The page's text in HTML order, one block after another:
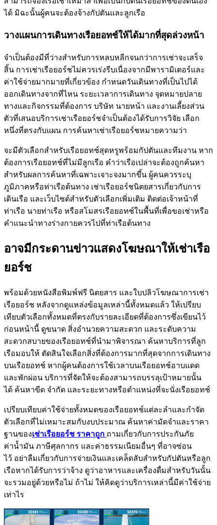
ได้ มิฉะนั้นผู้คนจะต้องจ้างกัปตันและลูกเรือ
วางแผนการเดินทางเรือยอทช์ให้ได้มากที่สุดล่วงหน้า
จำเป็นต้องมีที่ว่างสำหรับการหลบหลีกจนกว่าการเช่าจะเสร็จ
สิ้น การเช่าเรือยอร์ชไม่ควรเร่งรีบเนื่องจากมีพารามิเตอร์และ
ค่าใช้จ่ายมากมายที่เกี่ยวข้อง กำหนดวันเดินทางที่เป็นไปได้
ออกเดินทางจากที่ไหน ระยะเวลาการเดินทาง จุดหมายปลาย
ทางและกิจกรรมที่ต้องการ บริษัท นายหน้า และงานเลี้ยงส่วน
ตัวที่เสนอบริการเช่าเรือยอร์ชจำเป็นต้องได้รับการวิจัย เลือก
หนึ่งที่ตรงกับแผน การค้นหาเช่าเรือยอร์ชหมายความว่า
จะมีตัวเลือกสำหรับเรือยอทช์สุดหรูพร้อมกัปตันและทีมงาน หาก
ต้องการเรือยอทช์ที่ไม่มีลูกเรือ คำว่าเรือเปล่าจะต้องถูกค้นหา
สำหรับผลการค้นหาที่เฉพาะเจาะจงมากขึ้น ผู้คนควรระบุ
ภูมิภาคหรือท่าเรือต้นทาง เช่าเรือยอร์ชนิตยสารเกี่ยวกับการ
เดินเรือ และเว็บไซต์สำหรับตัวเลือกเพิ่มเติม ติดต่อเจ้าหน้าที่
ท่าเรือ นายท่าเรือ หรือสโมสรเรือยอทช์ในพื้นที่เพื่อขอเช่าหรือ
คำแนะนำทางร่างกายควรไปที่ท่าเรือต้นทาง
อาจมีกระดานข่าวแสดงโฆษณาให้เช่าเรือ
ยอร์ช
พร้อมด้วยหนังสือพิมพ์ฟรี นิตยสาร และใบปลิวโฆษณาการเช่า
เรือยอร์ช หลังจากดูแหล่งข้อมูลเหล่านี้ทั้งหมดแล้ว ให้เปรียบ
เทียบตัวเลือกทั้งหมดที่ตรงกับรายละเอียดที่ต้องการซึ่งเขียนไว้
ก่อนหน้านี้ ดูขนาด สิ่งอำนวยความสะดวก และระดับความ
สะดวกสบายของเรือยอทช์ที่นำมาพิจารณา ค้นหาบริการที่ลูก
เรือมอบให้ ตัดสินใจเลือกสิ่งที่ต้องการมากที่สุดจากการเดินทาง
บนเรือยอทช์ หากผู้คนต้องการใช้เวลาบนเรือยอทช์อาบแดด
และพักผ่อน บริการที่จัดให้จะต้องสามารถบรรลุเป้าหมายนั้น
ได้ ค้นหาขีด จำกัด และระยะทางหรือตำแหน่งที่จะนั่งเรือยอทช์
เปรียบเทียบค่าใช้จ่ายทั้งหมดของเรือยอทช์แต่ละลำและกำจัด
ตัวเลือกที่ไม่เหมาะสมกับงบประมาณ ค้นหาค่ามัดจำและราคา
ฐานของเช่าเรือยอร์ช ราคาถูก ถามเกี่ยวกับการประกันภัย
ค่าน้ำมัน ภาษีศุลกากร และค่าธรรมเนียมอื่นๆ ที่อาจซ่อน
ไว้ อย่าลืมเกี่ยวกับการจ่ายเงินและเคล็ดลับสำหรับกัปตันหรือลูก
เรือหากได้รับการว่าจ้าง ดูว่าอาหารและเครื่องดื่มสำหรับวันนั้น
จะรวมอยู่ด้วยหรือไม่ ถ้าไม่ ให้คิดดูว่าบริการเหล่านี้มีค่าใช้จ่าย
เท่าไร